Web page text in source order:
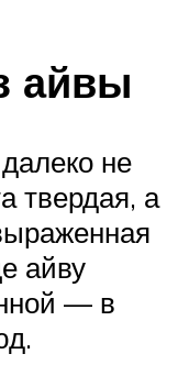
айвы
не
твердая, а
айву
— в